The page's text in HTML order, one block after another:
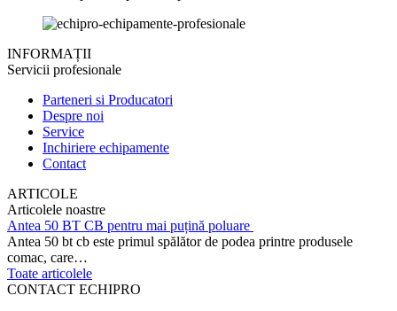
INFORMAȚII
Servicii profesionale
Parteneri si Producatori
Despre noi
Service
Inchiriere echipamente
Contact
ARTICOLE
Articolele noastre
Antea 50 BT CB pentru mai puțină poluare
Antea 50 bt cb este primul spălător de podea printre produsele
comac, care…
Toate articolele
CONTACT ECHIPRO